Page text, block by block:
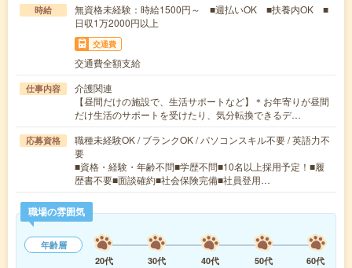
時給
無資格未経験：時給1500円～ ■週払いOK ■扶養内OK ■
日収1万2000円以上
交通費
交通費全額支給
仕事内容
介護関連
【昼間だけの施設で、生活サポートなど】＊お年寄りが昼間
だけ生活のサポートを受けたり、気分転換できるデ…
応募資格
職種未経験OK / ブランクOK / パソコンスキル不要 / 英語力不
要
■資格・経験・年齢不問■学歴不問■10名以上採用予定！■履
歴書不要■面談確約■社会保険完備■社員登用…
職場の雰囲気
年齢層
20代
30代 40代 50代
60代